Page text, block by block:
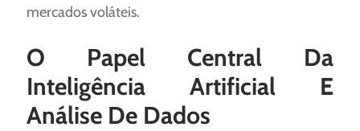
mercados voláteis.
O Papel Central Da
Inteligência Artificial E
Análise De Dados